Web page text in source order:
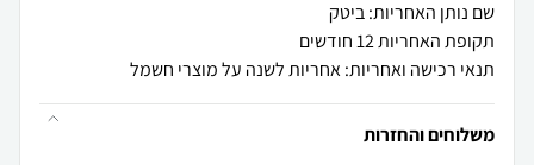
שם נותן האחריות: ביטק
תקופת האחריות 12 חודשים
תנאי רכישה ואחריות: אחריות לשנה על מוצרי חשמל
משלוחים והחזרות